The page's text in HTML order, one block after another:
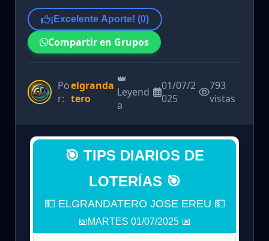
¡Excelente Aporte! (0)
Compartir en Grupos
Po
r:
elgranda
tero
👑
Leyend
a
01/07/2
025
793
vistas
🎯 TIPS DIARIOS DE
LOTERÍAS 🎯
💵 ELGRANDATERO JOSE EREU 💵
📅MARTES 01/07/2025 📅